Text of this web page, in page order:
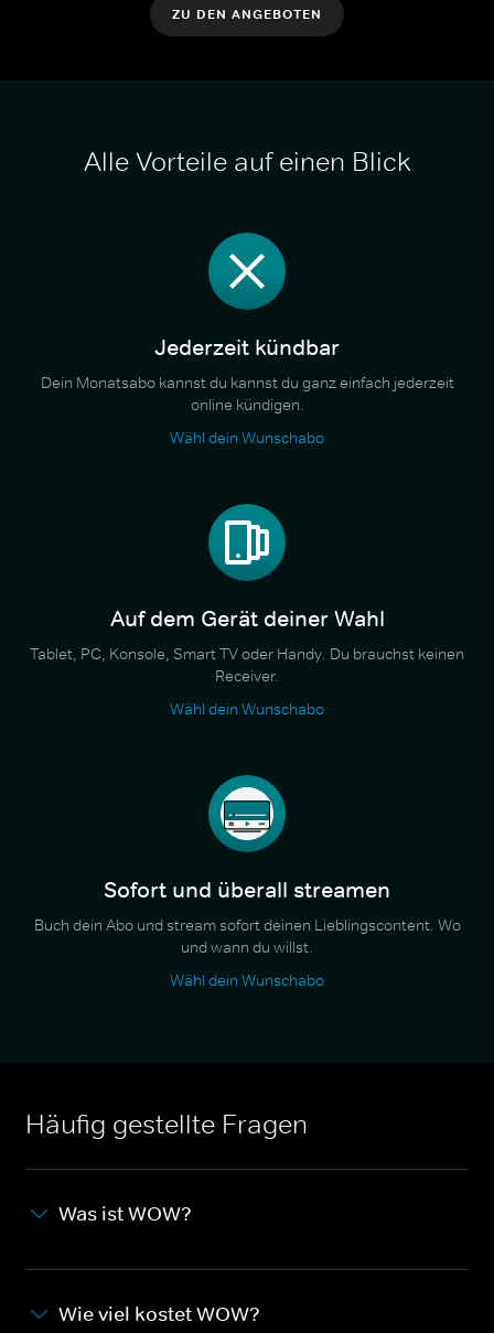
ZU DEN ANGEBOTEN
Alle Vorteile auf einen Blick
Jederzeit kündbar
Dein Monatsabo kannst du kannst du ganz einfach jederzeit
online kündigen.
Wähl dein Wunschabo
Auf dem Gerät deiner Wahl
Tablet, PC, Konsole, Smart TV oder Handy. Du brauchst keinen
Receiver.
Wähl dein Wunschabo
Sofort und überall streamen
Buch dein Abo und stream sofort deinen Lieblingscontent. Wo
und wann du willst.
Wähl dein Wunschabo
Häufig gestellte Fragen
Was ist WOW?
Wie viel kostet WOW?